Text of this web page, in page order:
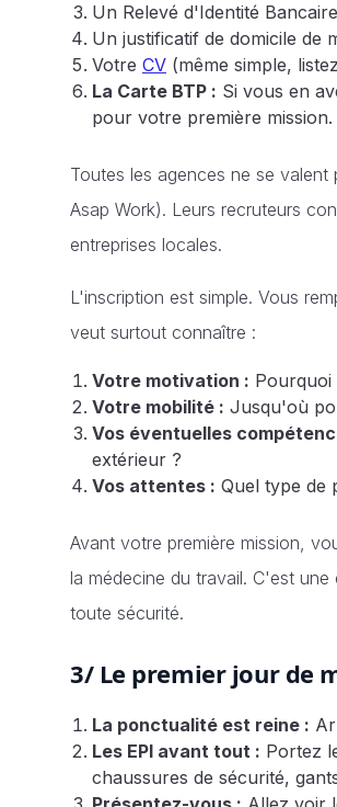
Un Relevé d'Identité
Un justificatif de domicile de
Votre CV (même simple,
La Carte BTP : Si vous en
pour votre première mission.
Toutes les agences ne se valent
Asap Work). Leurs recruteurs
entreprises locales.
L'inscription est simple. Vous
veut surtout connaître :
Votre motivation : Pourquoi
Votre mobilité : Jusqu'où
Vos éventuelles
extérieur ?
Vos attentes : Quel type de
Avant votre première mission,
la médecine du travail. C'est
toute sécurité.
3/ Le premier jour de
La ponctualité est reine :
Les EPI avant tout : Portez
chaussures de sécurité,